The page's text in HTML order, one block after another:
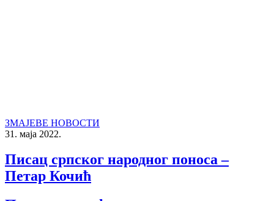
ЗМАЈЕВЕ НОВОСТИ
31. маја 2022.
Писац српског народног поноса –
Петар Кочић